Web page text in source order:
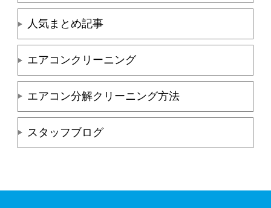
人気まとめ記事
エアコンクリーニング
エアコン分解クリーニング方法
スタッフブログ